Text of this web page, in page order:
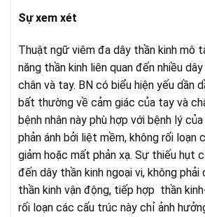
Sự xem xét
Thuật ngữ viêm đa dây thần kinh mô
năng thần kinh liên quan đến nhiều
chân và tay. BN có biểu hiện yếu dần
bất thường về cảm giác của tay và
bệnh nhân này phù hợp với bệnh lý
phản ánh bởi liệt mềm, không rối loạn
giảm hoặc mất phản xạ. Sự thiếu hụt
đến dây thần kinh ngoại vi, không
thần kinh vận động, tiếp hợp thần
rối loạn các cấu trúc này chỉ ảnh